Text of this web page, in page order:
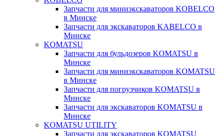
Запчасти для миниэкскаваторов KOBELCO
в Минске
Запчасти для экскаваторов KABELCO в
Минске
KOMATSU
Запчасти для бульдозеров KOMATSU в
Минске
Запчасти для миниэкскаваторов KOMATSU
в Минске
Запчасти для погрузчиков KOMATSU в
Минске
Запчасти для экскаваторов KOMATSU в
Минске
KOMATSU UTILITY
Запчасти для экскаваторов KOMATSU